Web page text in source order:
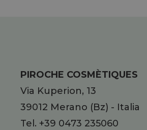
PIROCHE COSMÈTIQUES
Via Kuperion, 13
39012 Merano (Bz) - Italia
Tel.+39 0473 235060